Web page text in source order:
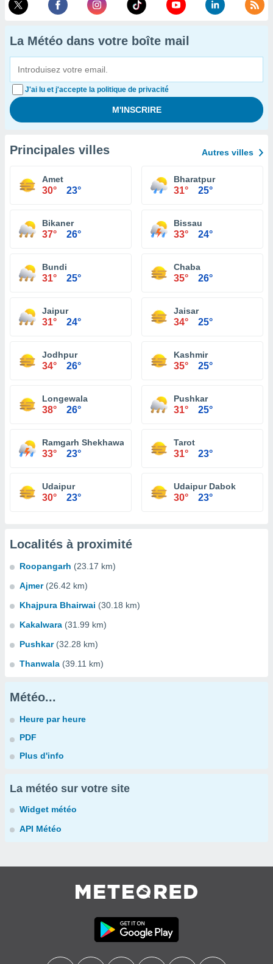
La Météo dans votre boîte mail
J'ai lu et j'accepte la politique de privacité
Principales villes Autres villes
Amet
30° 23°
Bharatpur
31° 25°
Bikaner
37° 26°
Bissau
33° 24°
Bundi
31° 25°
Chaba
35° 26°
Jaipur
31° 24°
Jaisar
34° 25°
Jodhpur
34° 26°
Kashmir
35° 25°
Longewala
38° 26°
Pushkar
31° 25°
Ramgarh Shekhawati
33° 23°
Tarot
31° 23°
Udaipur
30° 23°
Udaipur Dabok
30° 23°
Localités à proximité
Roopangarh (23.17 km)
Ajmer (26.42 km)
Khajpura Bhairwai (30.18 km)
Kakalwara (31.99 km)
Pushkar (32.28 km)
Thanwala (39.11 km)
Météo...
Heure par heure
PDF
Plus d'info
La météo sur votre site
Widget météo
API Météo